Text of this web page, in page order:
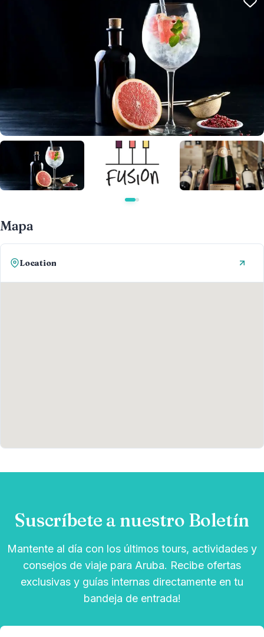
Mapa
Location
Suscríbete a nuestro Boletín
Mantente al día con los últimos tours, actividades y
consejos de viaje para Aruba. Recibe ofertas
exclusivas y guías internas directamente en tu
bandeja de entrada!